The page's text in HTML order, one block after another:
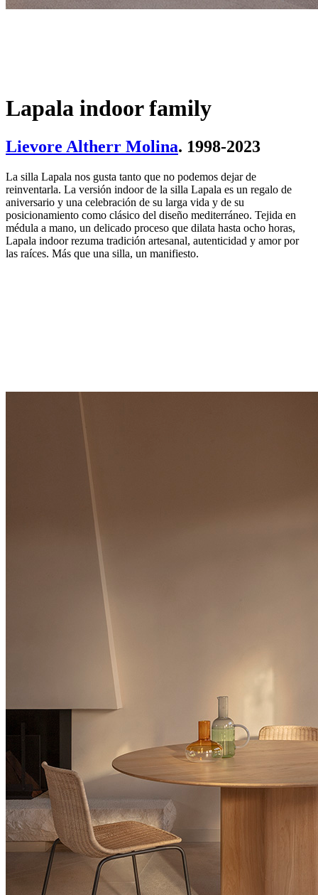
Lapala indoor family
Lievore Altherr Molina. 1998-2023
La silla Lapala nos gusta tanto que no podemos dejar de
reinventarla. La versión indoor de la silla Lapala es un regalo de
aniversario y una celebración de su larga vida y de su
posicionamiento como clásico del diseño mediterráneo. Tejida en
médula a mano, un delicado proceso que dilata hasta ocho horas,
Lapala indoor rezuma tradición artesanal, autenticidad y amor por
las raíces. Más que una silla, un manifiesto.